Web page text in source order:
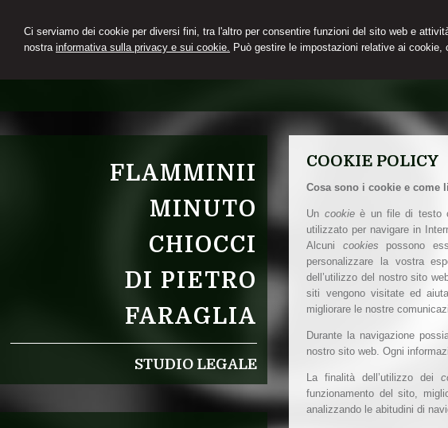
Ci serviamo dei cookie per diversi fini, tra l'altro per consentire funzioni del sito web e
nostra informativa sulla privacy e sui cookie. Può gestire le impostazioni relative ai
FLAMMINII
MINUTO
CHIOCCI
DI PIETRO
FARAGLIA
STUDIO LEGALE
COOKIE POLICY
Cosa sono i cookie e come
Un cookieè un file di testo
utilizzato per navigare in
Alcuni cookies possono
personalizzare la vostra
dell’utilizzo del nostro sito
siti vengono visitate ed
migliorare le nostre
Durante la navigazione
nostro sito web. Ogni
La finalità dell’utilizzo dei
funzionamento del sito,
analizzando le abitudini di